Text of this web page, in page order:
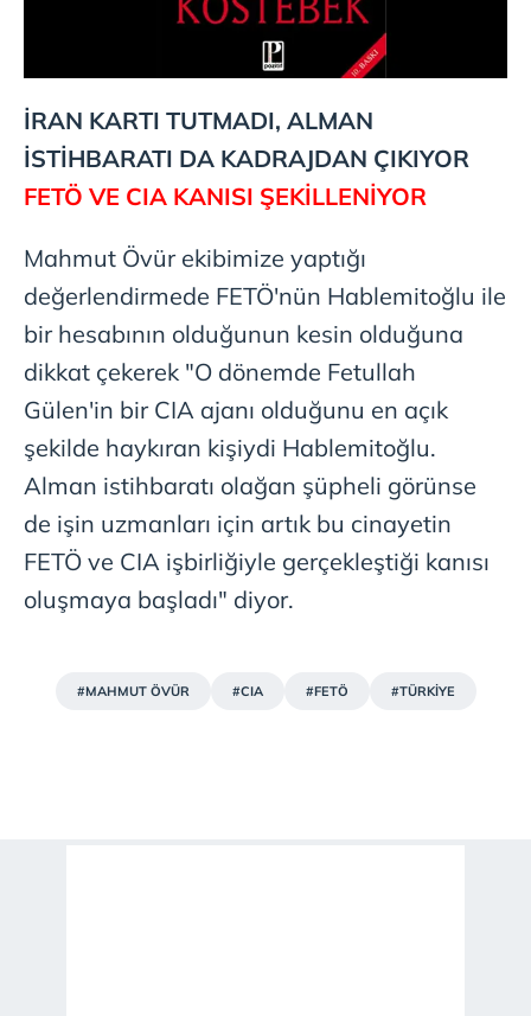
İRAN KARTI TUTMADI, ALMAN
İSTİHBARATI DA KADRAJDAN ÇIKIYOR
FETÖ VE CIA KANISI ŞEKİLLENİYOR
Mahmut Övür ekibimize yaptığı
değerlendirmede FETÖ'nün Hablemitoğlu ile
bir hesabının olduğunun kesin olduğuna
dikkat çekerek "O dönemde Fetullah
Gülen'in bir CIA ajanı olduğunu en açık
şekilde haykıran kişiydi Hablemitoğlu.
Alman istihbaratı olağan şüpheli görünse
de işin uzmanları için artık bu cinayetin
FETÖ ve CIA işbirliğiyle gerçekleştiği kanısı
oluşmaya başladı" diyor.
#MAHMUT ÖVÜR #CIA #FETÖ #TÜRKİYE